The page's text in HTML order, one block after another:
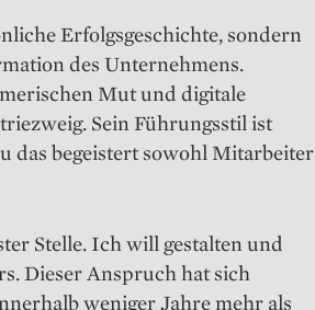
Erfolgsgeschichte, sondern
des Unternehmens.
Mut und digitale
Sein Führungsstil ist
das begeistert sowohl Mitarbeiter
Stelle. Ich will gestalten und
Dieser Anspruch hat sich
weniger Jahre mehr als